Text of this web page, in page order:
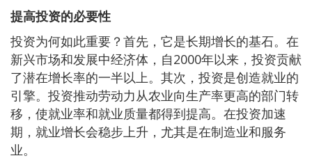
提高投资的必要性
投资为何如此重要？首先，它是长期增长的基石。在
新兴市场和发展中经济体，自2000年以来，投资贡献
了潜在增长率的一半以上。其次，投资是创造就业的
引擎。投资推动劳动力从农业向生产率更高的部门转
移，使就业率和就业质量都得到提高。在投资加速
期，就业增长会稳步上升，尤其是在制造业和服务
业。